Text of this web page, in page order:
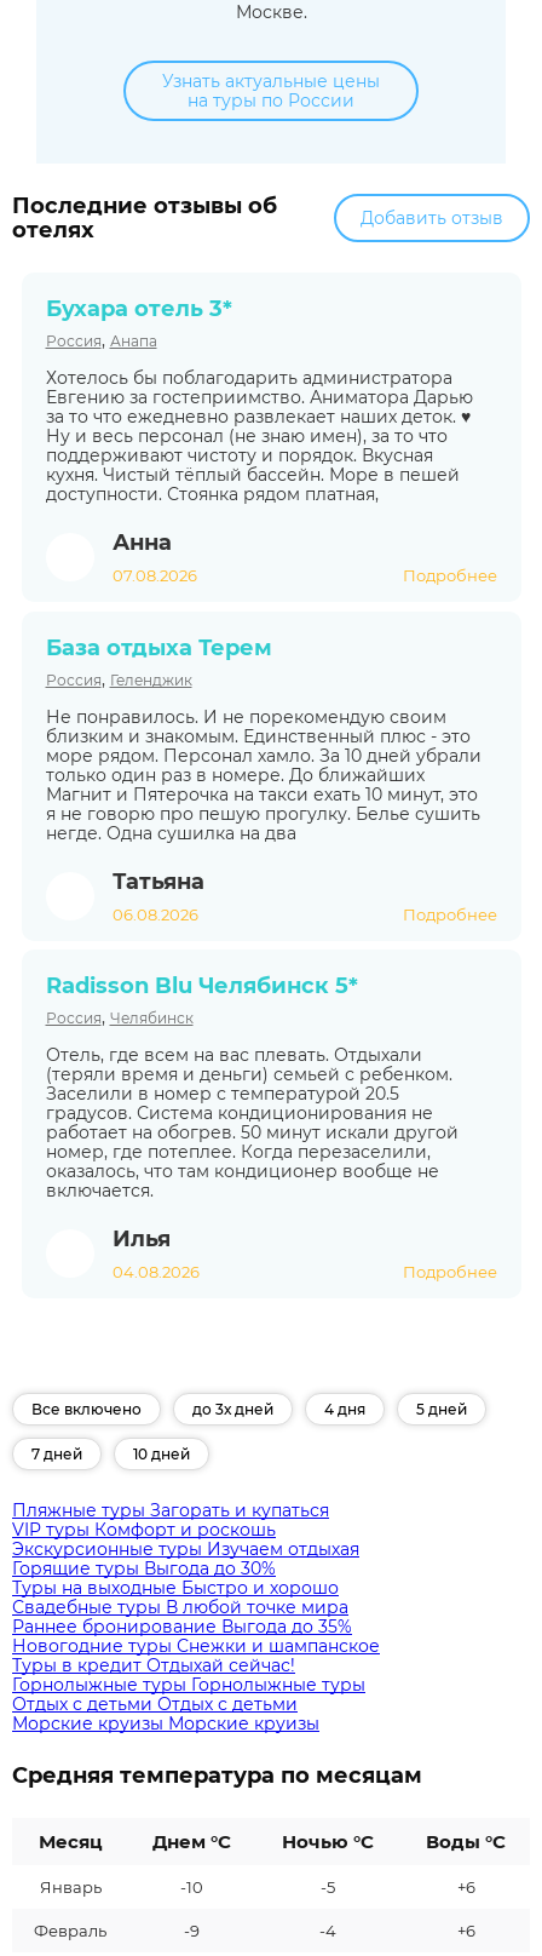
Москве.
Узнать актуальные цены
на туры по России
Последние отзывы об
отелях
Добавить отзыв
Бухара отель 3*
Россия, Анапа
Хотелось бы поблагодарить администратора
Евгению за гостеприимство. Аниматора Дарью
за то что ежедневно развлекает наших деток. ♥️
Ну и весь персонал (не знаю имен), за то что
поддерживают чистоту и порядок. Вкусная
кухня. Чистый тёплый бассейн. Море в пешей
доступности. Стоянка рядом платная,
Анна
07.08.2026 Подробнее
База отдыха Терем
Россия, Геленджик
Не понравилось. И не порекомендую своим
близким и знакомым. Единственный плюс - это
море рядом. Персонал хамло. За 10 дней убрали
только один раз в номере. До ближайших
Магнит и Пятерочка на такси ехать 10 минут, это
я не говорю про пешую прогулку. Белье сушить
негде. Одна сушилка на два
Татьяна
06.08.2026 Подробнее
Radisson Blu Челябинск 5*
Россия, Челябинск
Отель, где всем на вас плевать. Отдыхали
(теряли время и деньги) семьей с ребенком.
Заселили в номер с температурой 20.5
градусов. Система кондиционирования не
работает на обогрев. 50 минут искали другой
номер, где потеплее. Когда перезаселили,
оказалось, что там кондиционер вообще не
включается.
Илья
04.08.2026 Подробнее
Все включено до 3х дней 4 дня 5 дней
7 дней 10 дней
Пляжные туры Загорать и купаться
VIP туры Комфорт и роскошь
Экскурсионные туры Изучаем отдыхая
Горящие туры Выгода до 30%
Туры на выходные Быстро и хорошо
Свадебные туры В любой точке мира
Раннее бронирование Выгода до 35%
Новогодние туры Снежки и шампанское
Туры в кредит Отдыхай сейчас!
Горнолыжные туры Горнолыжные туры
Отдых с детьми Отдых с детьми
Морские круизы Морские круизы
Средняя температура по месяцам
Месяц Днем °C Ночью °C Воды °C
Январь -10 -5 +6
Февраль -9 -4 +6